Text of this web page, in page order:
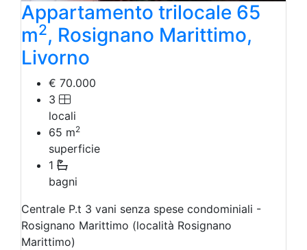
Appartamento trilocale 65
m2, Rosignano Marittimo,
Livorno
€ 70.000
3
locali
65 m2
superficie
1
bagni
Centrale P.t 3 vani senza spese condominiali -
Rosignano Marittimo (località Rosignano
Marittimo)